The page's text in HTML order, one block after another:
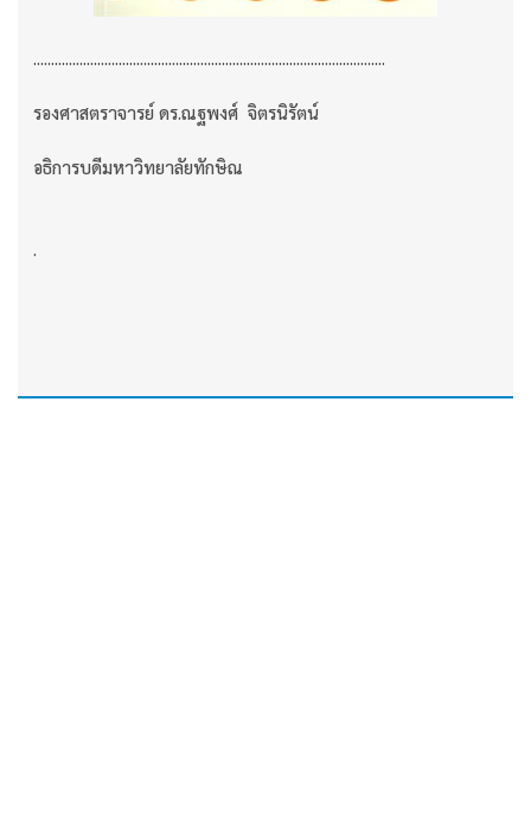
...................................................................................................
รองศาสตราจารย์ ดร.ณฐพงศ์ จิตรนิรัตน์
อธิการบดีมหาวิทยาลัยทักษิณ
.